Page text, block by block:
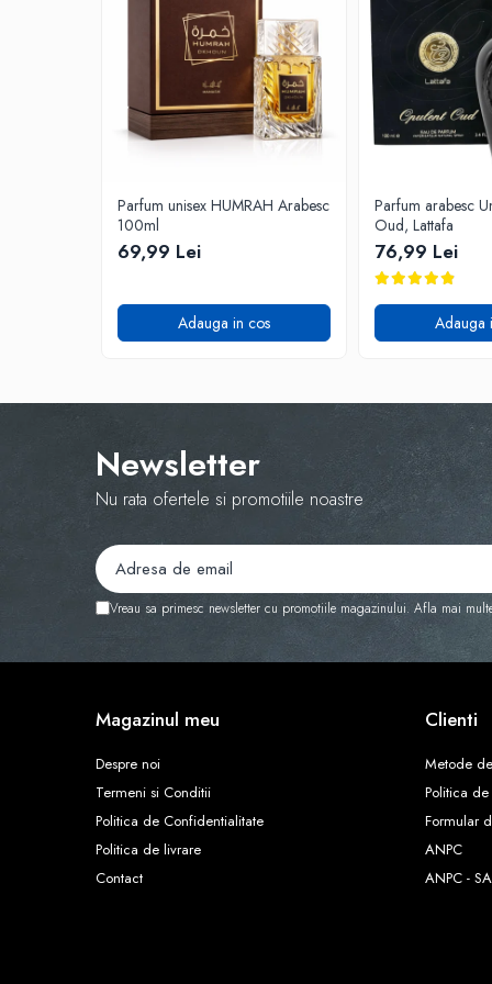
Parfum unisex HUMRAH Arabesc
100ml
69,99 Lei
Adauga in cos
Parfum arabesc
Oud, Lattafa
76,99 Lei
Adauga
Newsletter
Nu rata ofertele si promotiile noastre
Vreau sa primesc newsletter cu promotiile magazinului. Afla mai
Magazinul meu
Despre noi
Termeni si Conditii
Politica de Confidentialitate
Politica de livrare
Contact
Clienti
Metode
Politica de
Formular
ANPC
ANPC -